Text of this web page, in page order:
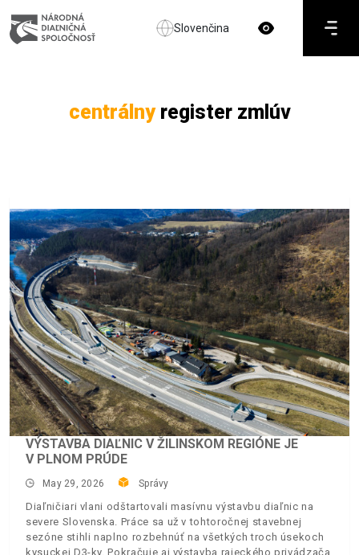
Slovenčina
centrálnyregister zmlúv
VÝSTAVBA DIAĽNIC V ŽILINSKOM REGIÓNE JE
V PLNOM PRÚDE
May 29, 2026 Správy
Diaľničiari vlani odštartovali masívnu výstavbu diaľnic na
severe Slovenska. Práce sa už v tohtoročnej stavebnej
sezóne stihli naplno rozbehnúť na všetkých troch úsekoch
kysuckej D3-ky. Pokračuje aj výstavba rajeckého privádzača